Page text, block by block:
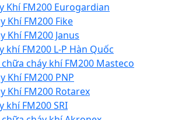
Khí FM200 Eurogardian
Khí FM200 Fike
Khí FM200 Janus
khí FM200 L-P Hàn Quốc
cháy khí FM200 Masteco
Khí FM200 PNP
Khí FM200 Rotarex
khí FM200 SRI